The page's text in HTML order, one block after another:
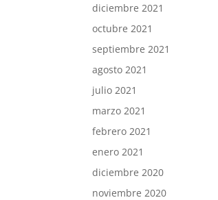
diciembre 2021
octubre 2021
septiembre 2021
agosto 2021
julio 2021
marzo 2021
febrero 2021
enero 2021
diciembre 2020
noviembre 2020